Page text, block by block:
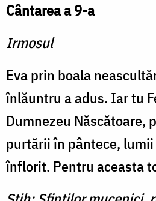
Cântarea a 9-a
Irmosul
Eva prin boala
înlăuntru a adus. Iar tu
Dumnezeu Născătoare,
purtării în pântece,
înflorit. Pentru aceasta